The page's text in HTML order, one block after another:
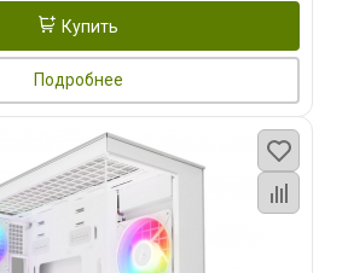
Купить
Подробнее